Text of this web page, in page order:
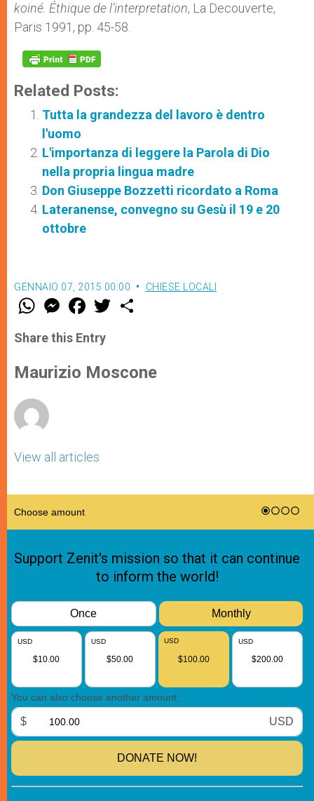
koiné. Éthique de l’interpretation, La Decouverte,
Paris 1991, pp. 45-58.
Related Posts:
Tutta la grandezza del lavoro è dentro
l'uomo
L'importanza di leggere la Parola di Dio
nella propria lingua madre
Don Giuseppe Bozzetti ricordato a Roma
Lateranense, convegno su Gesù il 19 e 20
ottobre
GENNAIO 07, 2015 00:00 CHIESE LOCALI
W
t
s
p
p
M
e
s
e
g
e
F
a
e
b
o
k
w
r
Share this Entry
Maurizio Moscone
View all articles